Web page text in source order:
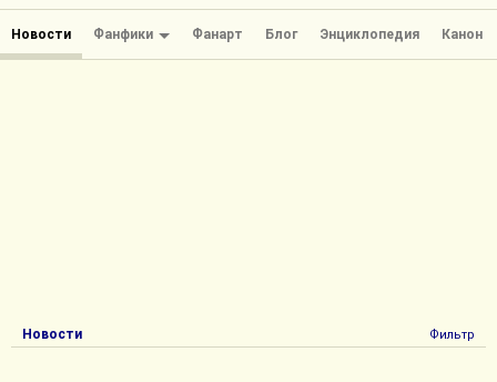
Новости Фанфики Фанарт Блог Энциклопедия Канон
Новости Фильтр